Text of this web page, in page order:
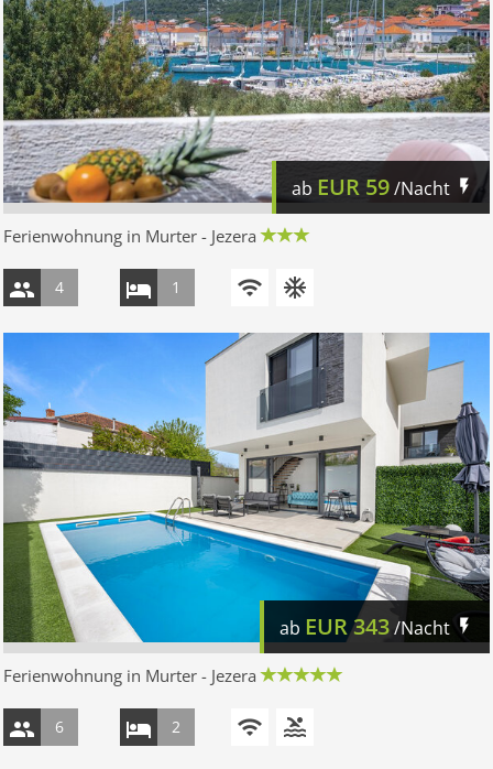
ab EUR 59/Nacht
Ferienwohnung in Murter - Jezera
4 1
ab EUR343/Nacht
Ferienwohnung in Murter - Jezera
6 2